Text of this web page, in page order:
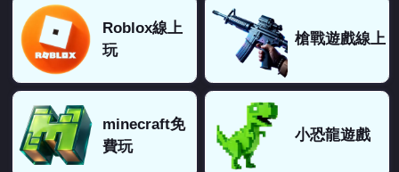
Roblox線上
玩
槍戰遊戲線上
minecraft免
費玩
小恐龍遊戲